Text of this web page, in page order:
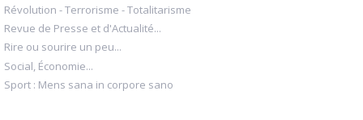
Révolution - Terrorisme - Totalitarisme
Revue de Presse et d'Actualité...
Rire ou sourire un peu...
Social, Économie...
Sport : Mens sana in corpore sano